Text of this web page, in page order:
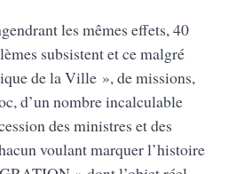
les mêmes effets, 40
subsistent et ce malgré
de la Ville », de missions,
d’un nombre incalculable
des ministres et des
voulant marquer l’histoire